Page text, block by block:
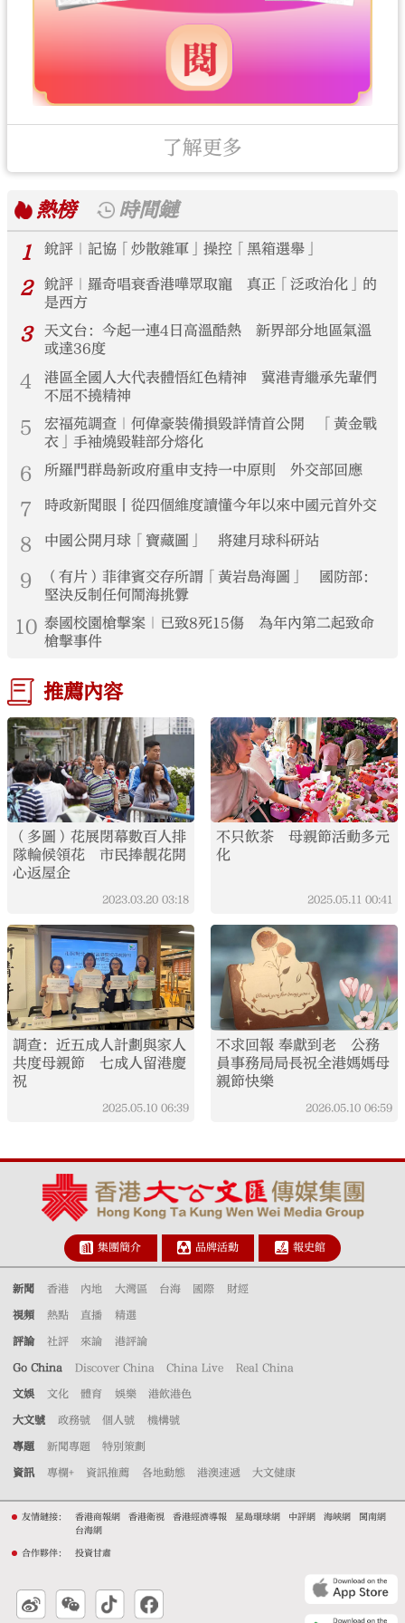
了解更多
熱榜
時間鏈
1
銳評｜記協「炒散雜軍」操控「黑箱選舉」
2
銳評｜羅奇唱衰香港嘩眾取寵 真正「泛政治化」的
是西方
3
天文台：今起一連4日高溫酷熱 新界部分地區氣溫
或達36度
4
港區全國人大代表體悟紅色精神 冀港青繼承先輩們
不屈不撓精神
5
宏福苑調查｜何偉豪裝備損毀詳情首公開 「黃金戰
衣」手袖燒毀鞋部分熔化
6 所羅門群島新政府重申支持一中原則 外交部回應
7 時政新聞眼丨從四個維度讀懂今年以來中國元首外交
8 中國公開月球「寶藏圖」 將建月球科研站
9
（有片）菲律賓交存所謂「黃岩島海圖」 國防部：
堅決反制任何鬧海挑釁
10 泰國校園槍擊案｜已致8死15傷 為年內第二起致命
槍擊事件
推薦內容
（多圖）花展閉幕數百人排
隊輪候領花 市民捧靚花開
心返屋企
2023.03.20 03:18
不只飲茶 母親節活動多元
化
2025.05.11 00:41
調查：近五成人計劃與家人
共度母親節 七成人留港慶
祝
2025.05.10 06:39
不求回報 奉獻到老 公務
員事務局局長祝全港媽媽母
親節快樂
2026.05.10 06:59
集團簡介 品牌活動 報史館
新聞 香港 內地 大灣區 台海 國際 財經
視頻 熱點 直播 精選
評論 社評 來論 港評論
Go China Discover China China Live Real China
文娛 文化 體育 娛樂 港飲港色
大文號 政務號 個人號 機構號
專題 新聞專題 特別策劃
資訊 專欄+ 資訊推薦 各地動態 港澳速遞 大文健康
友情鏈接： 香港商報網 香港衛視 香港經濟導報 星島環球網 中評網 海峽網
閩南網
台海網
合作夥伴： 投資甘肅